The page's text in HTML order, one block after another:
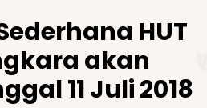
HUT
akan
11 Juli 2018